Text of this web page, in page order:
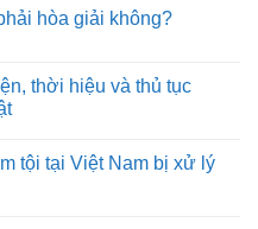
hòa giải không?
thời hiệu và thủ tục
tội tại Việt Nam bị xử lý